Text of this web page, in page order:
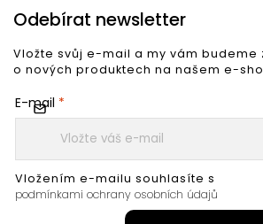
Odebírat newsletter
Vložte svůj e-mail a my vám
o nových produktech na našem e-
E-mail
Vložením e-mailu souhlasíte s
podmínkami ochrany osobních údajů